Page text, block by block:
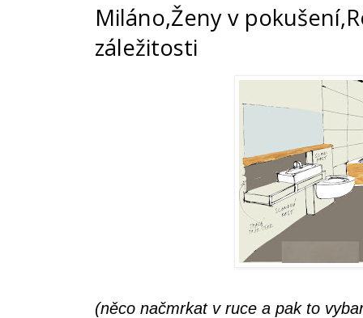
Miláno,Ženy v
záležitosti
(něco načmrkat v ruce a pak to